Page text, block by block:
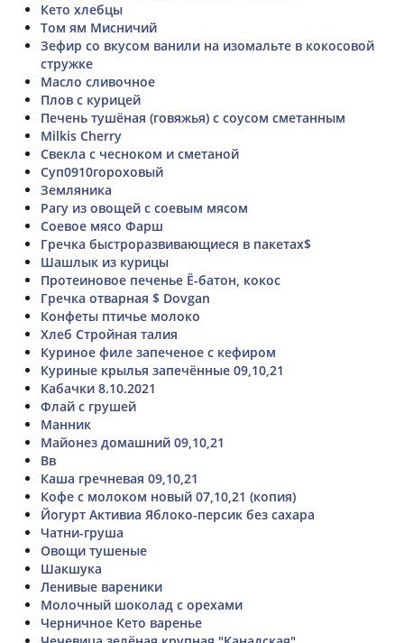
Кето хлебцы
Том ям Мисничий
Зефир со вкусом ванили на изомальте в кокосовой
стружке
Масло сливочное
Плов с курицей
Печень тушёная (говяжья) с соусом сметанным
Milkis Cherry
Свекла с чесноком и сметаной
Суп0910гороховый
Земляника
Рагу из овощей с соевым мясом
Соевое мясо Фарш
Гречка быстроразвивающиеся в пакетах$
Шашлык из курицы
Протеиновое печенье Ё-батон, кокос
Гречка отварная $ Dovgan
Конфеты птичье молоко
Хлеб Стройная талия
Куриное филе запеченое с кефиром
Куриные крылья запечённые 09,10,21
Кабачки 8.10.2021
Флай с грушей
Манник
Майонез домашний 09,10,21
Вв
Каша гречневая 09,10,21
Кофе с молоком новый 07,10,21 (копия)
Йогурт Активиа Яблоко-персик без сахара
Чатни-груша
Овощи тушеные
Шакшука
Ленивые вареники
Молочный шоколад с орехами
Черничное Кето варенье